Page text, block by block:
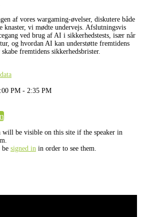
af vores wargaming-øvelser, diskutere både
knaster, vi mødte undervejs. Afslutningsvis
ved brug af AI i sikkerhedstests, især når
og hvordan AI kan understøtte fremtidens
fremtidens sikkerhedsbrister.
PM - 2:35 PM
will be visible on this site if the speaker in
be signed in in order to see them.